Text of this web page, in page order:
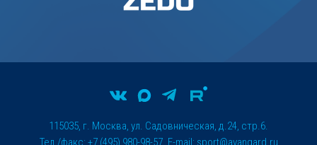
115035, г. Москва, ул. Садовническая, д.24, стр.6.
Тел./факс: +7 (495) 980-98-57. E-mail: sport@avangard.ru